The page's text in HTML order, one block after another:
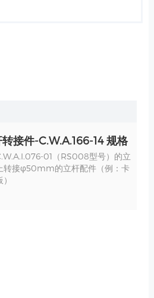
转接件-C.W.A.166-14 规格
01（RS008型号）的立
转接φ50mm的立杆配件（例：卡